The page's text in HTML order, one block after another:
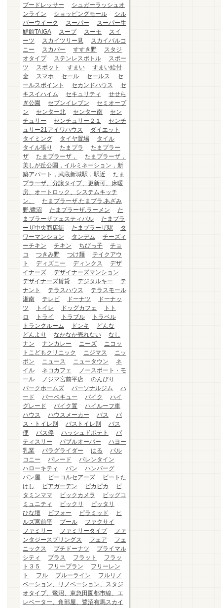
プードレッサー
シュガーラッシュオ
ンライン
ショッピングモール
シル
バーウイーク
スーパー
スーパー生
鮮館TAIGA
スープ スーモ
スイ
ーツ
スカイツリー見
スカイバルコ
ニー
スカパー すすき野
スタジ
オタイプ
ステンレスボトル
スポー
ツ
スポット すまい
すまい給付
金
スマホ セール セールス
セ
ールスポイント
セカンドハウス
セ
キスイハイム
セキュリティ
せせら
ぎ公園
セブンイレブン
セミオープ
ン
センター北 センター南
セン
チュリー
センチュリー２１
センチ
ュリー21アイワハウス
ダイエット
タイミング
タイヤ置場
タイル
タイル張り
たまプラ
たまプラー
ザ
たまプラーザ，
たまプラーザ，
美しが丘公園，イルミネーション，新
築アパート，武蔵新城駅，駅近
たま
プラーザ、分譲タイプ、更新可、床暖
房、オートロック、システムキッチ
ン、
たまプラーザ.たまプラ.あざみ
野.鷺沼
たまプラーザ.ラーメン
た
まプラーザフェスティバル
たまプラ
ーザ中央商店街
たまプラーザ駅
タ
ワーマンション
タンデム
チーズィ
ーチキン
チキン ちびっ子
チョ
コ
つきみ野 つけ麺
テイクアウ
ト
ディズニー ディンクス
デザ
イナーズ
デザイナーズマンション
デザイナーズ賃貸
デジタルキー
テ
ナント
テラスハウス
テラスモール
湘南
テレビ ドーナツ
ドーナッ
ツ
トイレ ドッグカフェ
トト
ロ
トライ トラブル
トラベル
トランクルーム
ドンキ
どんな
どんより
なかなか売れない
なし
ナン
ナンカレー ニーズ
ニコッ
トこどもクリニック
ニジマス
ニッ
ポン
ニュース ニュータウン
ネ
イル
ネコカフェ
ノースポート・モ
ール
ノジマ宮前平店
のんびり
パークホームズ
パーソナルジム
ハ
ード
バーベキュー バイク
ハイ
グレード
バイク置
ハイルーフ車
ハウス
ハウスメーカー バス
バ
ス・トイレ別
バストイレ別
バス
便
バス停 ハッシュドポテト
パ
ティスリー
バブルオーバー
ハヨー
乳業
パラグライダー はる
バル
コニー
パレード
バレンタイン
ハローキティ
パン
ハンバーグ
パン屋
ビーコルセアーズ
ビートた
けし
ビアガーデン ピカピカ
ビ
タミンママ
ビックカメラ
ビッグコ
ミュニティ
ビックリ
ピッタリ
ひな壇
ビフォー ピラミッド
ヒ
ルズ宮前平
プール
ファクサイ
ファミリー
ファミリータイプ
ファ
ンタジースプリングス
フェア
フェ
ニックス
プチドーナツ
プライマル
シティ
プラス フラット
フラッ
ト３５
フリープラン
フリーレン
ト
フル ブルーライン
フルリノ
ベーション、リノベーション、スタジ
オタイプ、鷺沼、東急田園都市線、エ
レベーター、角部屋、鷺沼有馬スカイ